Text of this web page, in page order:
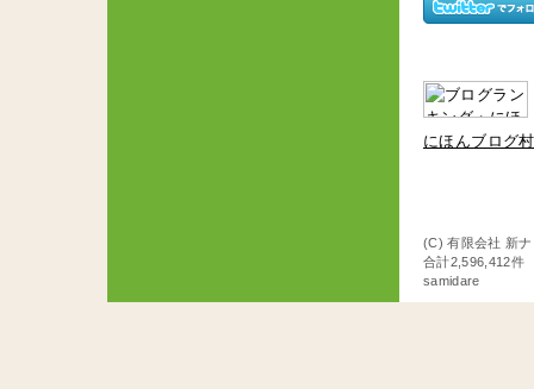
にほんブログ村
(C) 有限会社 新
合計2,596,412
samidare